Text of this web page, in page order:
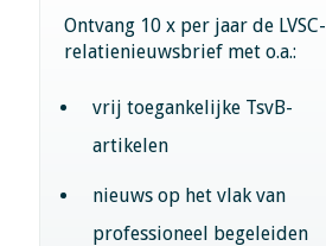
Ontvang 10 x per jaar de LVSC-
relatienieuwsbrief met o.a.:
vrij toegankelijke TsvB-
artikelen
nieuws op het vlak van
professioneel begeleiden